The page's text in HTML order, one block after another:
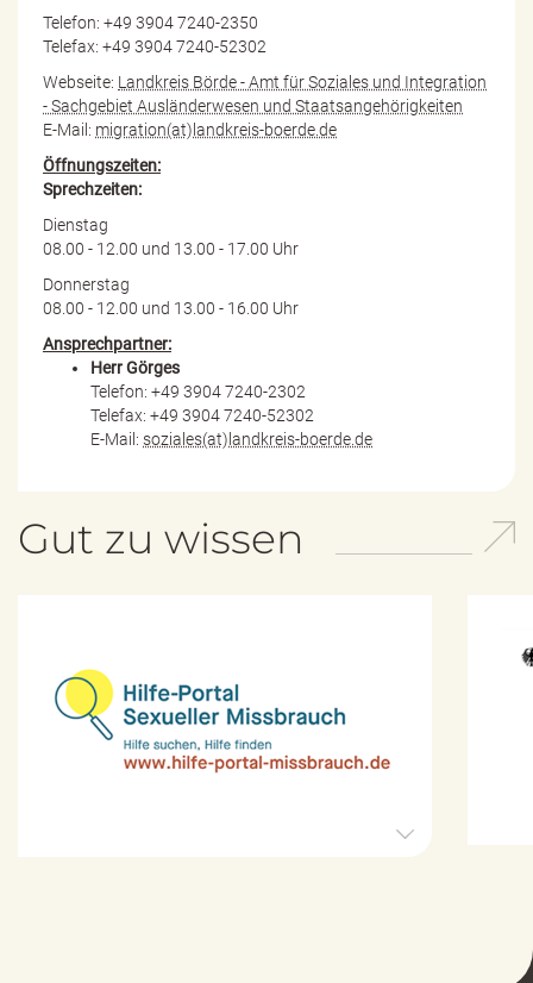
Telefon: +49 3904 7240-2350
Telefax: +49 3904 7240-52302
Webseite: Landkreis Börde - Amt für Soziales und Integration
- Sachgebiet Ausländerwesen und Staatsangehörigkeiten
E-Mail: migration(at)landkreis-boerde.de
Öffnungszeiten:
Sprechzeiten:
Dienstag
08.00 - 12.00 und 13.00 - 17.00 Uhr
Donnerstag
08.00 - 12.00 und 13.00 - 16.00 Uhr
Ansprechpartner:
Herr Görges
Telefon: +49 3904 7240-2302
Telefax: +49 3904 7240-52302
E-Mail: soziales(at)landkreis-boerde.de
Gut zu wissen